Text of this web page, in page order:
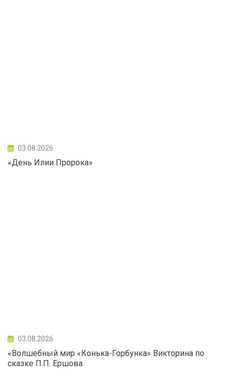
03.08.2026
«День Илии Пророка»
03.08.2026
«Волшебный мир «Конька-Горбунка» Викторина по
сказке П.П. Ершова